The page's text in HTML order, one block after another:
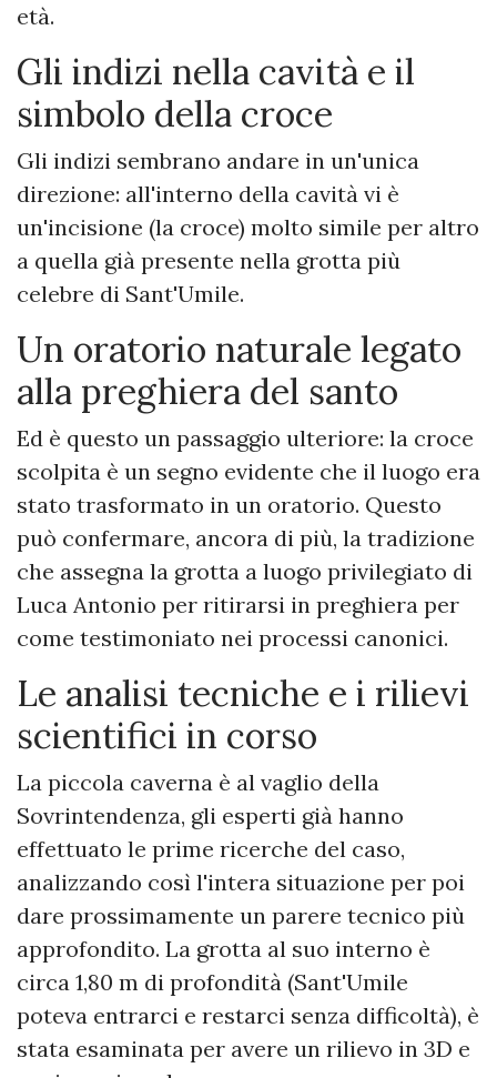
età.
Gli indizi nella cavità e il
simbolo della croce
Gli indizi sembrano andare in un'unica
direzione: all'interno della cavità vi è
un'incisione (la croce) molto simile per altro
a quella già presente nella grotta più
celebre di Sant'Umile.
Un oratorio naturale legato
alla preghiera del santo
Ed è questo un passaggio ulteriore: la croce
scolpita è un segno evidente che il luogo era
stato trasformato in un oratorio. Questo
può confermare, ancora di più, la tradizione
che assegna la grotta a luogo privilegiato di
Luca Antonio per ritirarsi in preghiera per
come testimoniato nei processi canonici.
Le analisi tecniche e i rilievi
scientifici in corso
La piccola caverna è al vaglio della
Sovrintendenza, gli esperti già hanno
effettuato le prime ricerche del caso,
analizzando così l'intera situazione per poi
dare prossimamente un parere tecnico più
approfondito. La grotta al suo interno è
circa 1,80 m di profondità (Sant'Umile
poteva entrarci e restarci senza difficoltà), è
stata esaminata per avere un rilievo in 3D e